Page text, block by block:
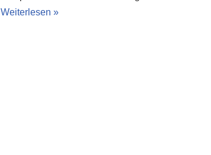
Weiterlesen »